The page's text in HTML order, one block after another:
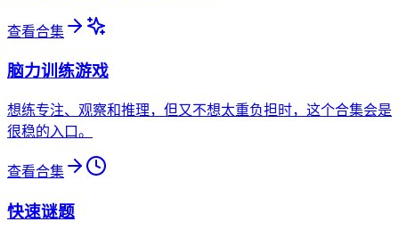
查看合集
脑力训练游戏
想练专注、观察和推理，但又不想太重负担时，这个合集会是
很稳的入口。
查看合集
快速谜题